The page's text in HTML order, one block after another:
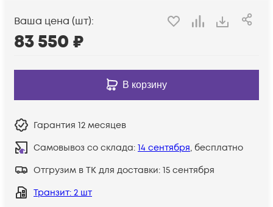
Ваша цена (шт):
83 550 ₽
В корзину
Гарантия 12 месяцев
Самовывоз со склада: 14 сентября, бесплатно
Отгрузим в ТК для доставки: 15 сентября
Транзит: 2 шт